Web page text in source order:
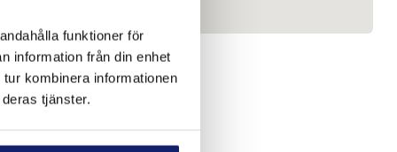
funktioner för
information från din enhet
kombinera informationen
tjänster.